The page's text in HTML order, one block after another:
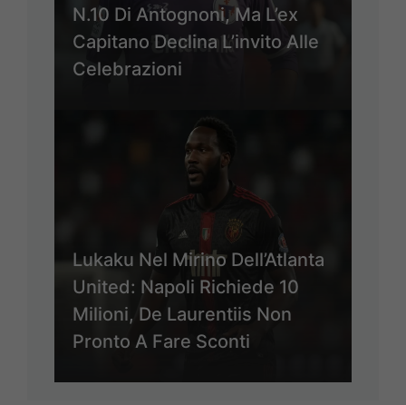
N.10 Di Antognoni, Ma L’ex
Capitano Declina L’invito Alle
Celebrazioni
Lukaku Nel Mirino Dell’Atlanta
United: Napoli Richiede 10
Milioni, De Laurentiis Non
Pronto A Fare Sconti